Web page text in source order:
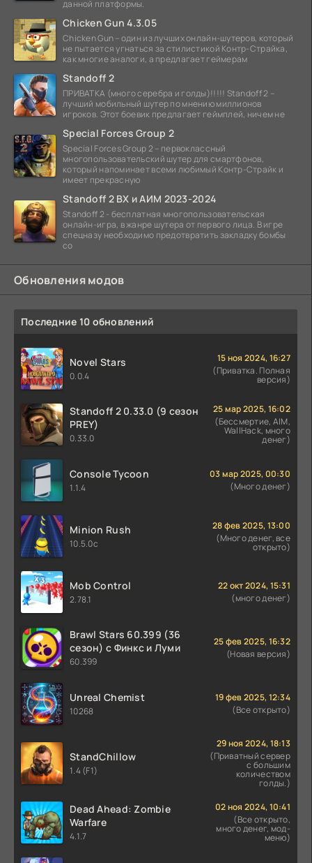
данной платформы.
Chicken Gun 4.3.05
Chicken Gun – один из лучших онлайн-шутеров, который
не пытается угнаться за стилистикой Контр-Страйка,
как многие аналоги, а предлагает геймерам
Standoff 2
ПРИВАТКА (много серебра и голды)!!!!! Standoff 2 –
лучший мобильный шутер по мнению миллионов
игроков. Этот боевик предлагает геймплей, ничем не
Special Forces Group 2
Special Forces Group 2 – первоклассный
многопользовательский шутер для смартфонов,
который напоминает всеми любимый Контр-Страйк и
имеет прекрасную
Standoff 2 ВХ и АИМ 2023-2024
Standoff 2 - бесплатная многопользовательская
онлайн-игра, в жанре шутера от первого лица. В игре
спецназу необходимо предотвратить закладку бомбы
со
Обновления модов
Последние 10 обновлений
Novel Stars
0.0.4
15 ноя 2024, 16:27
(Приватка. Полная
версия)
Standoff 2 0.33.0 (9 сезон
PREY)
0.33.0
25 мар 2025, 16:02
(Бессмертие, AIM,
WallHack, много
денег)
Console Tycoon
1.1.4
03 мар 2025, 00:30
(Много денег)
Minion Rush
10.5.0c
28 фев 2025, 13:00
(Много денег, все
открыто)
Mob Control
2.78.1
22 окт 2024, 15:31
(много денег)
Brawl Stars 60.399 (36
сезон) с Финкс и Луми
60.399
25 фев 2025, 16:32
(Новая версия)
Unreal Chemist
10268
19 фев 2025, 12:34
(Все открыто)
StandChillow
1.4 (F1)
29 ноя 2024, 18:13
(Приватный сервер
с большим
количеством
голды.)
Dead Ahead: Zombie
Warfare
4.1.7
02 ноя 2024, 10:41
(Все открыто,
много денег, мод-
меню)